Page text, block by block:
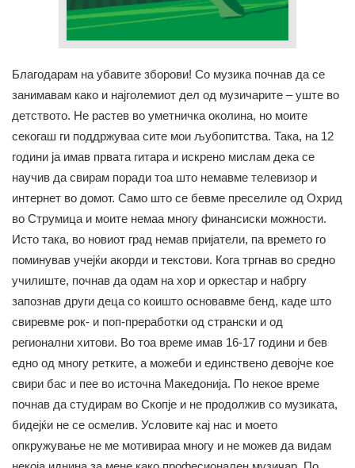
Благодарам на убавите зборови! Со музика почнав да се
занимавам како и најголемиот дел од музичарите – уште во
детството. Не растев во уметничка околина, но моите
секогаш ги поддржуваа сите мои љубопитства. Така, на 12
години ја имав првата гитара и искрено мислам дека се
научив да свирам поради тоа што немавме телевизор и
интернет во домот. Само што се бевме преселиле од Охрид
во Струмица и моите немаа многу финансиски можности.
Исто така, во новиот град немав пријатели, па времето го
поминував учејќи акорди и текстови. Кога тргнав во средно
училиште, почнав да одам на хор и оркестар и набргу
запознав други деца со коишто основавме бенд, каде што
свиревме рок- и поп-преработки од странски и од
регионални хитови. Во тоа време имав 16-17 години и бев
едно од многу ретките, а можеби и единствено девојче кое
свири бас и пее во источна Македонија. По некое време
почнав да студирам во Скопје и не продолжив со музиката,
бидејќи не се осмелив. Условите кај нас и моето
опкружување не ме мотивираа многу и не можев да видам